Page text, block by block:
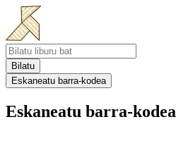
Bilatu
Eskaneatu barra-kodea
Eskaneatu barra-kodea